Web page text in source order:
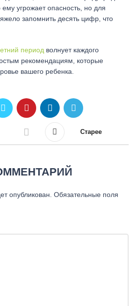
угрожает опасность, но для
запомнить десять цифр, что
период волнует каждого
рекомендациям, которые
вашего ребенка.
Старее
опубликован. Обязательные поля